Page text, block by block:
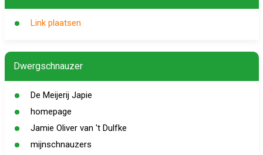
Link plaatsen
Dwergschnauzer
De Meijerij Japie
homepage
Jamie Oliver van 't Dulfke
mijnschnauzers